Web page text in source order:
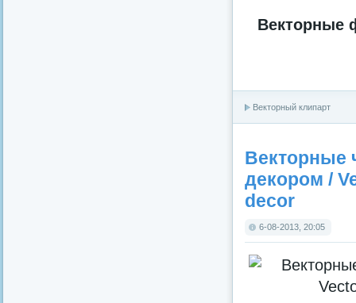
Векторные
Векторный клипарт
Векторные
декором /
decor
6-08-2013, 20:05